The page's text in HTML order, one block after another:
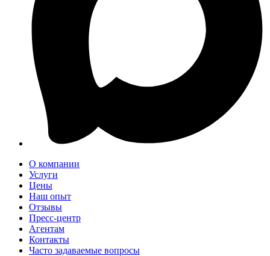
О компании
Услуги
Цены
Наш опыт
Отзывы
Пресс-центр
Агентам
Контакты
Часто задаваемые вопросы